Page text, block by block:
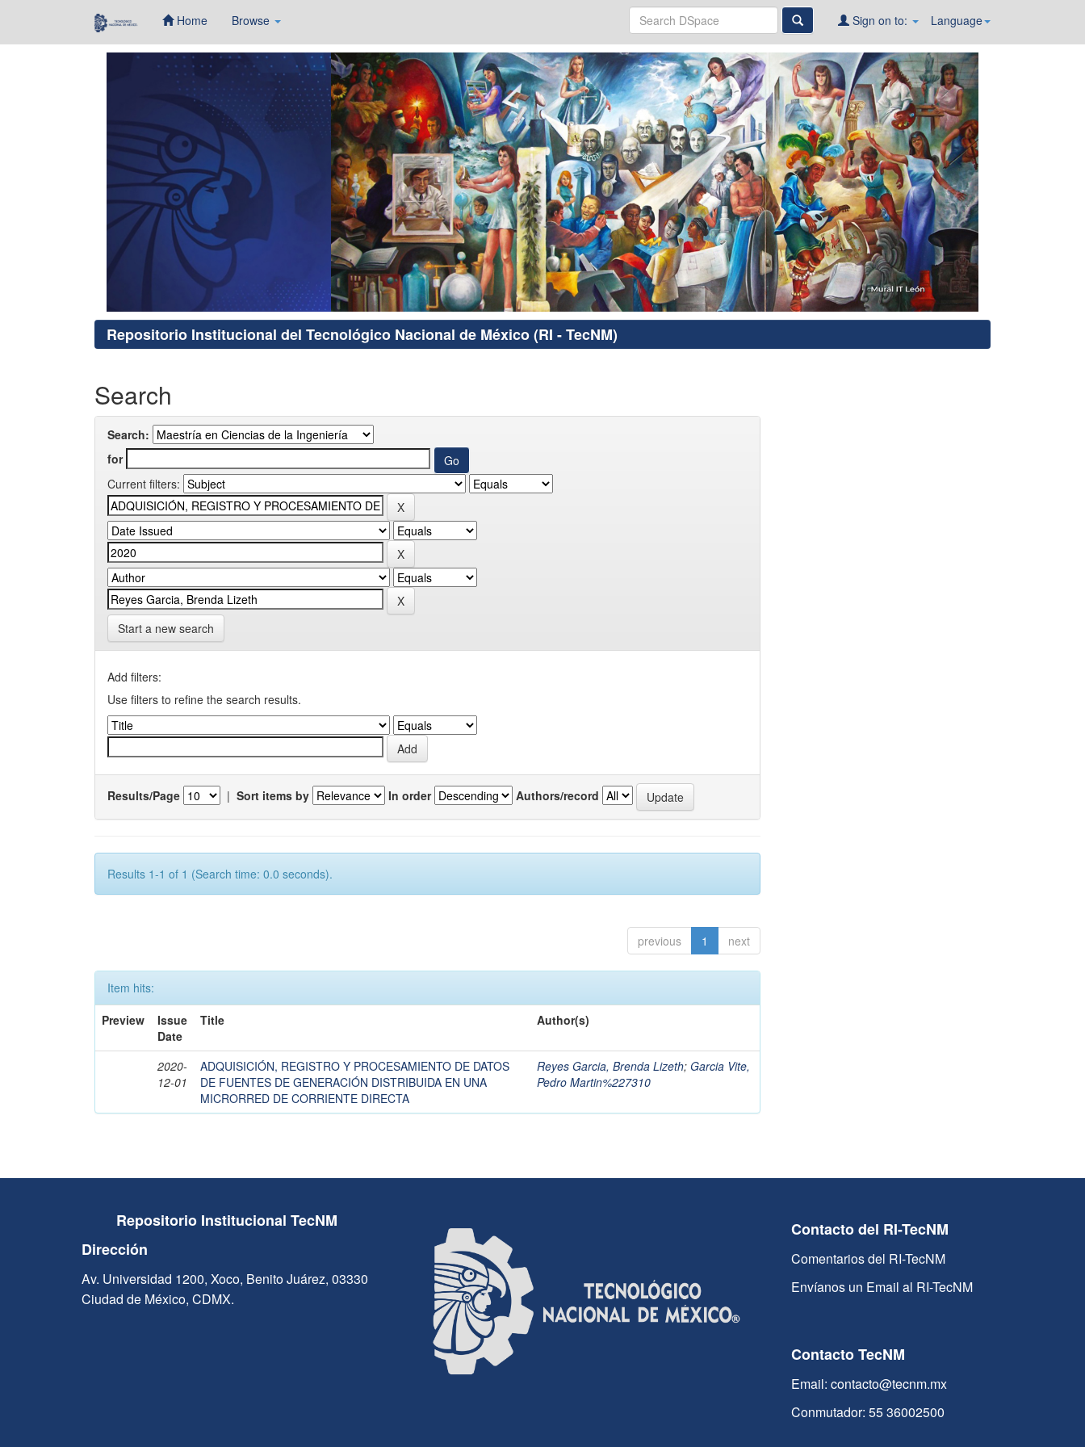
Home Browse Language
Sign on to:
Repositorio Institucional del Tecnológico Nacional de México (RI - TecNM)
Search
Search:
for
Current filters:
Start a new search
Add filters:
Use filters to refine the search results.
Results/Page | Sort items by In order Authors/record
Results 1-1 of 1 (Search time: 0.0 seconds).
previous 1 next
Item hits:
Preview
Issue
Date
Title Author(s)
2020-
12-01
ADQUISICIÓN, REGISTRO Y PROCESAMIENTO DE DATOS
DE FUENTES DE GENERACIÓN DISTRIBUIDA EN UNA
MICRORRED DE CORRIENTE DIRECTA
Reyes Garcia, Brenda Lizeth; Garcia Vite,
Pedro Martin%227310
Repositorio Institucional TecNM
Dirección
Av. Universidad 1200, Xoco, Benito Juárez, 03330
Ciudad de México, CDMX.
Contacto del RI-TecNM
Comentarios del RI-TecNM
Envíanos un Email al RI-TecNM
Contacto TecNM
Email: contacto@tecnm.mx
Conmutador: 55 36002500